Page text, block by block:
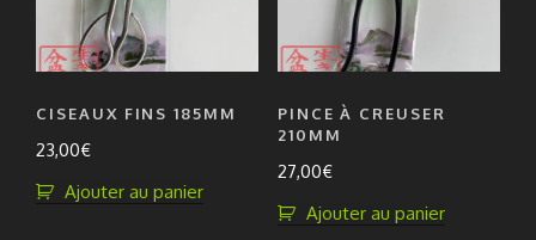
CISEAUX FINS 185MM
23,00€
Ajouter au panier
PINCE À CREUSER
210MM
27,00€
Ajouter au panier